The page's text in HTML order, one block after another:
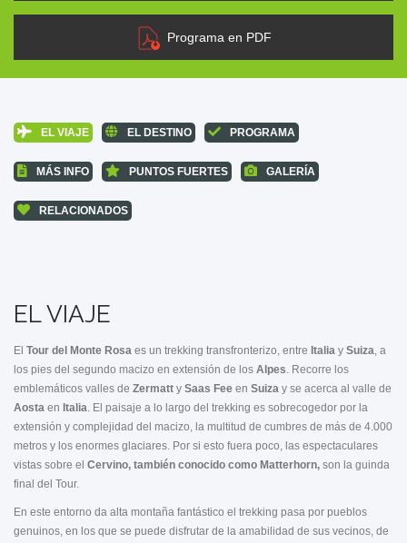
Programa en PDF
EL VIAJE EL DESTINO PROGRAMA
MÁS INFO PUNTOS FUERTES GALERÍA
RELACIONADOS
EL VIAJE
El Tour del Monte Rosa es un trekking transfronterizo, entre Italia y Suiza, a
los pies del segundo macizo en extensión de los Alpes. Recorre los
emblemáticos valles de Zermatt y Saas Fee en Suiza y se acerca al valle de
Aosta en Italia. El paisaje a lo largo del trekking es sobrecogedor por la
extensión y complejidad del macizo, la multitud de cumbres de más de 4.000
metros y los enormes glaciares. Por si esto fuera poco, las espectaculares
vistas sobre el Cervino, también conocido como Matterhorn, son la guinda
final del Tour.
En este entorno da alta montaña fantástico el trekking pasa por pueblos
genuinos, en los que se puede disfrutar de la amabilidad de sus vecinos, de